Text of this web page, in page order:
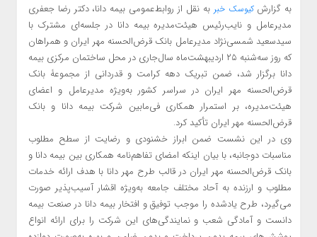
به گزارشکیوسک خبر به نقل از روابط‌عمومی بیمه دانا، دکتر رضا جعفری
مدیرعامل و نایب‌رئیس هیئت‌مدیره بیمه دانا در جلسه‌ای مشترک با
سیدسعید شمسی‌نژاد مدیرعامل بانک قرض‌الحسنه مهر ایران و همراهان
که روز سه‌شنبه ۲۵ اردیبهشت‌ماه سال‌جاری در محل ساختمان مرکزی بیمه
دانا برگزار شد، ضمن تبریک دهه کرامت و قدردانی از مجموعۀ بانک
قرض‌الحسنه مهر ایران در سراسر کشور به‌ویژه مدیرعامل و اعضای
هیئت‌مدیره، بر استمرار همکاری فی‌مابین شرکت بیمه دانا و بانک
قرض‌الحسنه مهر ایران تأکید کرد.
وی در این نشست ضمن ابراز خشنودی و رضایت از سطح مطلوب
مناسبات دوجانبه، با بیان اینکه امضای تفاهم‌نامه همکاری بین بیمه دانا و
بانک قرض‌الحسنه مهر ایران در قالب طرح مهر دانا با هدف ارائه خدمات
مطلوب و ارزنده به آحاد مختلف جامعه به‌‌ویژه اقشار آسیب‌پذیر صورت
می‌گیرد، طرح یادشده را موجب توفیق و افتخار بیمه دانا در صنعت بیمه
دانست و ‌آمادگی شعب و نمایندگی‌های این شرکت را برای ارائه انواع